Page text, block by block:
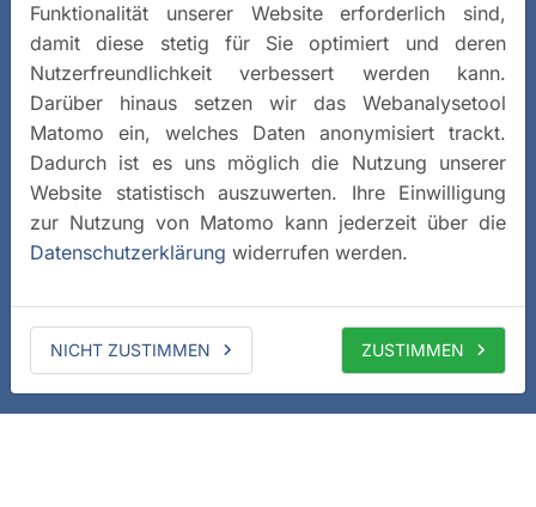
Funktionalität unserer Website erforderlich sind,
damit diese stetig für Sie optimiert und deren
Nutzerfreundlichkeit verbessert werden kann.
Darüber hinaus setzen wir das Webanalysetool
Matomo ein, welches Daten anonymisiert trackt.
Dadurch ist es uns möglich die Nutzung unserer
Website statistisch auszuwerten. Ihre Einwilligung
zur Nutzung von Matomo kann jederzeit über die
Datenschutzerklärung widerrufen werden.
NICHT ZUSTIMMEN ZUSTIMMEN